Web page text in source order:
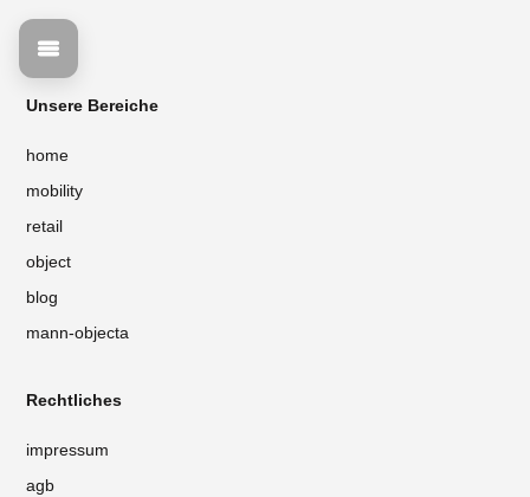
Unsere Bereiche
home
mobility
retail
object
blog
mann-objecta
Rechtliches
impressum
agb